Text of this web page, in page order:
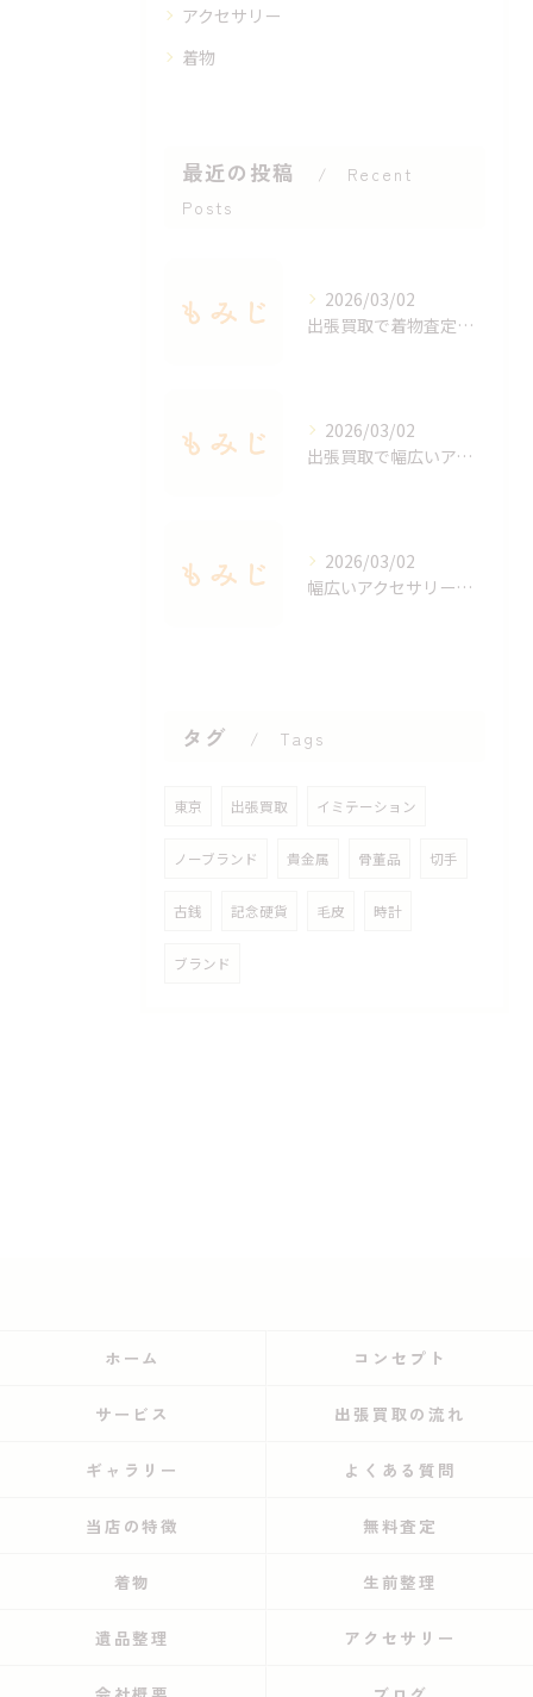
アクセサリー
着物
最近の投稿
Recent
Posts
2026/03/02
出張買取で着物査定のポイントと価値を見極める方法
2026/03/02
出張買取で幅広いアクセサリーを適正査定する秘訣
2026/03/02
幅広いアクセサリーを出張買取で手軽に査定する方法
タグ Tags
東京 出張買取 イミテーション
ノーブランド 貴金属 骨董品 切手
古銭 記念硬貨 毛皮 時計
ブランド
ホーム コンセプト
サービス 出張買取の流れ
ギャラリー よくある質問
当店の特徴 無料査定
着物 生前整理
遺品整理 アクセサリー